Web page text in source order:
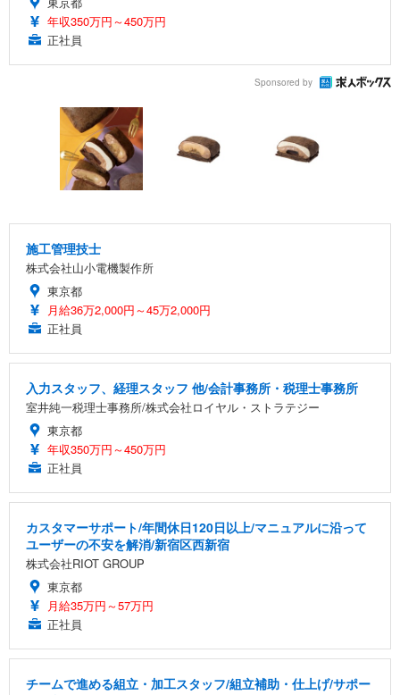
年収350万円～450万円
正社員
Sponsored by
施工管理技士
株式会社山小電機製作所
東京都
月給36万2,000円～45万2,000円
正社員
入力スタッフ、経理スタッフ 他/会計事務所・税理士事務所
室井純一税理士事務所/株式会社ロイヤル・ストラテジー
東京都
年収350万円～450万円
正社員
カスタマーサポート/年間休日120日以上/マニュアルに沿って
ユーザーの不安を解消/新宿区西新宿
株式会社RIOT GROUP
東京都
月給35万円～57万円
正社員
チームで進める組立・加工スタッフ/組立補助・仕上げ/サポー